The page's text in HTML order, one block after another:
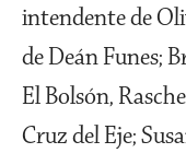
intendente de
de Deán Funes;
El Bolsón,
Cruz del Eje;